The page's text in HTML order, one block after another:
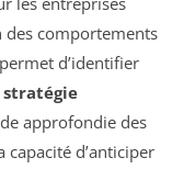
des comportements
d’identifier
stratégie
approfondie des
d’anticiper